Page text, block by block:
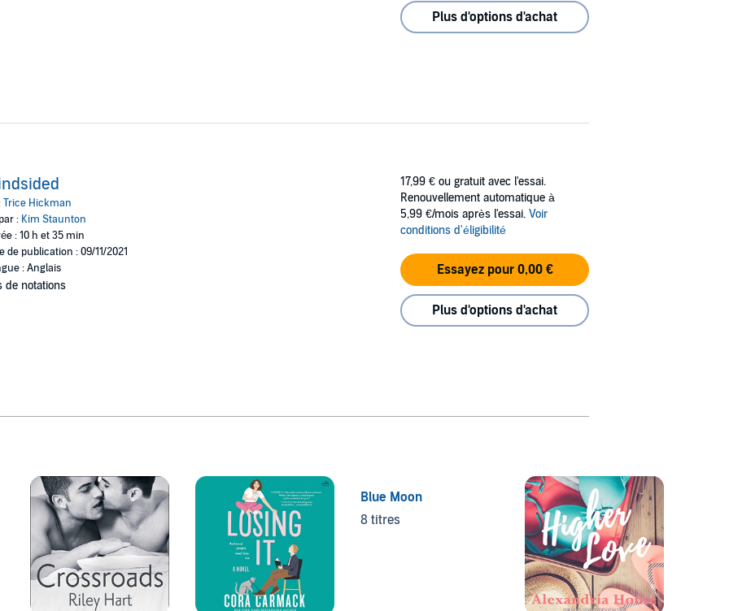
Plus d'options d'achat
Trice Hickman
: Kim Staunton
: 10 h et 35 min
de publication : 09/11/2021
: Anglais
de notations
17,99 € ou gratuit avec l'essai.
Renouvellement automatique à
5,99 €/mois après l'essai. Voir
conditions d'éligibilité
Essayez pour 0,00 €
Plus d'options d'achat
Blue Moon
8 titres